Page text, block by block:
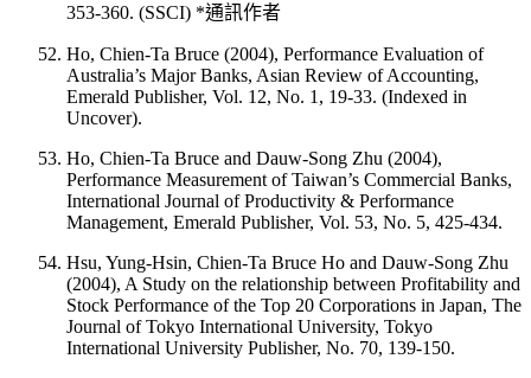
353-360. (SSCI) *通訊作者
Ho, Chien-Ta Bruce (2004), Performance Evaluation of
Australia’s Major Banks, Asian Review of Accounting,
Emerald Publisher, Vol. 12, No. 1, 19-33. (Indexed in
Uncover).
Ho, Chien-Ta Bruce and Dauw-Song Zhu (2004),
Performance Measurement of Taiwan’s Commercial Banks,
International Journal of Productivity & Performance
Management, Emerald Publisher, Vol. 53, No. 5, 425-434.
Hsu, Yung-Hsin, Chien-Ta Bruce Ho and Dauw-Song Zhu
(2004), A Study on the relationship between Profitability and
Stock Performance of the Top 20 Corporations in Japan, The
Journal of Tokyo International University, Tokyo
International University Publisher, No. 70, 139-150.